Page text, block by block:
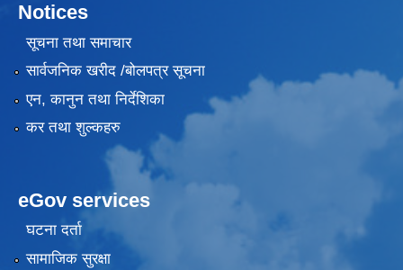
Notices
सूचना तथा समाचार
सार्वजनिक खरीद /बोलपत्र सूचना
एन, कानुन तथा निर्देशिका
कर तथा शुल्कहरु
eGov services
घटना दर्ता
सामाजिक सुरक्षा